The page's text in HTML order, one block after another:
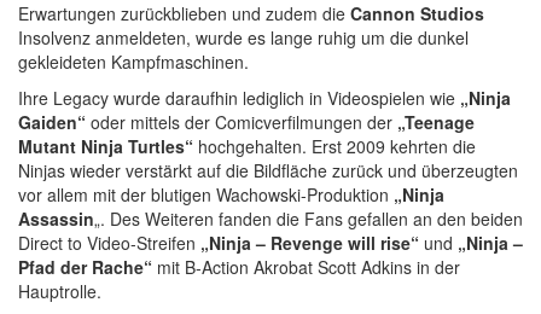
Erwartungen zurückblieben und zudem die Cannon Studios
Insolvenz anmeldeten, wurde es lange ruhig um die dunkel
gekleideten Kampfmaschinen.
Ihre Legacy wurde daraufhin lediglich in Videospielen wie „Ninja
Gaiden“ oder mittels der Comicverfilmungen der „Teenage
Mutant Ninja Turtles“ hochgehalten. Erst 2009 kehrten die
Ninjas wieder verstärkt auf die Bildfläche zurück und überzeugten
vor allem mit der blutigen Wachowski-Produktion „Ninja
Assassin„. Des Weiteren fanden die Fans gefallen an den beiden
Direct to Video-Streifen „Ninja – Revenge will rise“ und „Ninja –
Pfad der Rache“ mit B-Action Akrobat Scott Adkins in der
Hauptrolle.